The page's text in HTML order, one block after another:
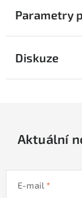
Parametry
Diskuze
Aktuální
E-mail